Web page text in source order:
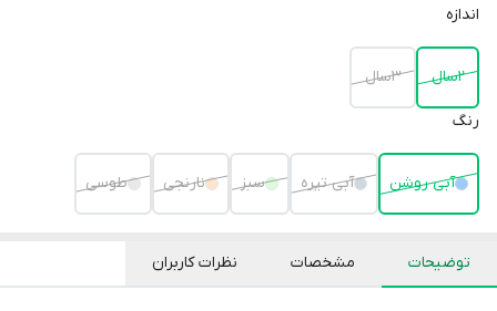
اندازه
۲سال ۳سال
رنگ
آبی روشن آبی تیره سبز نارنجی طوسی
توضیحات مشخصات نظرات کاربران